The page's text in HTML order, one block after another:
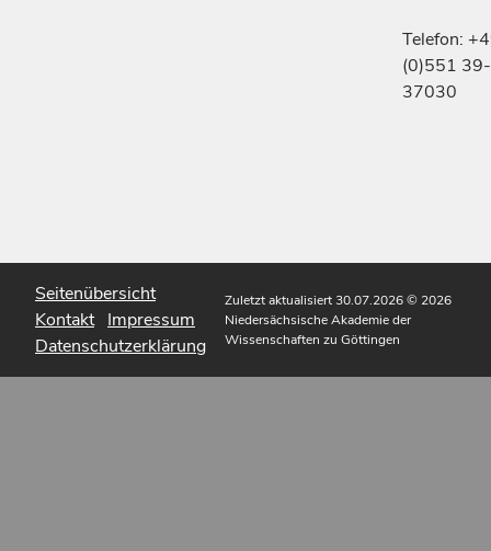
Telefon:
(0)551 39-
37030
Seitenübersicht
Kontakt Impressum
Datenschutzerklärung
Zuletzt aktualisiert 30.07.2026© 2026
Niedersächsische Akademie der
Wissenschaften zu Göttingen